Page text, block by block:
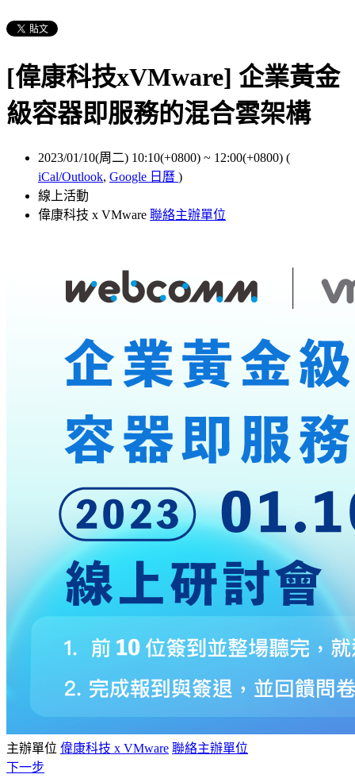
[偉康科技xVMware] 企業黃金
級容器即服務的混合雲架構
2023/01/10(周二) 10:10(+0800) ~ 12:00(+0800) (
iCal/Outlook, Google 日曆 )
線上活動
偉康科技 x VMware 聯絡主辦單位
主辦單位 偉康科技 x VMware 聯絡主辦單位
下一步